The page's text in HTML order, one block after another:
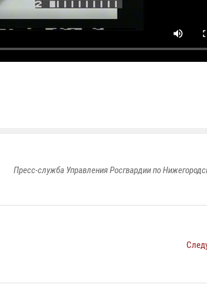
Пресс-служба Управления Росгвардии по